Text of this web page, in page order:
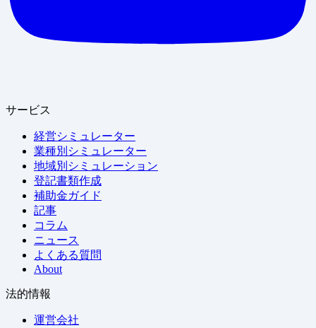
サービス
経営シミュレーター
業種別シミュレーター
地域別シミュレーション
登記書類作成
補助金ガイド
記事
コラム
ニュース
よくある質問
About
法的情報
運営会社